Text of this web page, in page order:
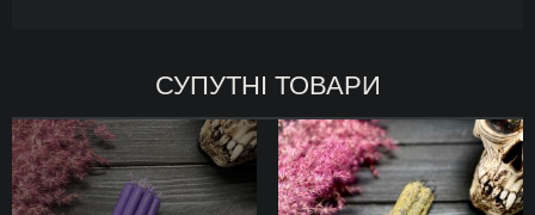
СУПУТНІ ТОВАРИ